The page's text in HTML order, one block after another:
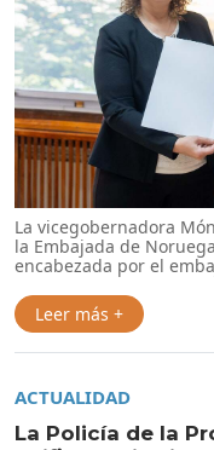
La vicegobernadora
la Embajada de
encabezada por el
Leer más +
ACTUALIDAD
La Policía de la